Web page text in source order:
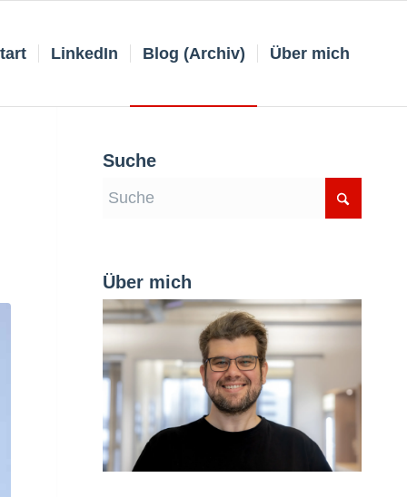
LinkedIn Blog (Archiv) Über mich
Suche
Über mich